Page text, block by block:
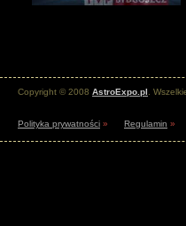
Copyright © 2008 AstroExpo.pl .
Polityka prywatności » Regulamin »